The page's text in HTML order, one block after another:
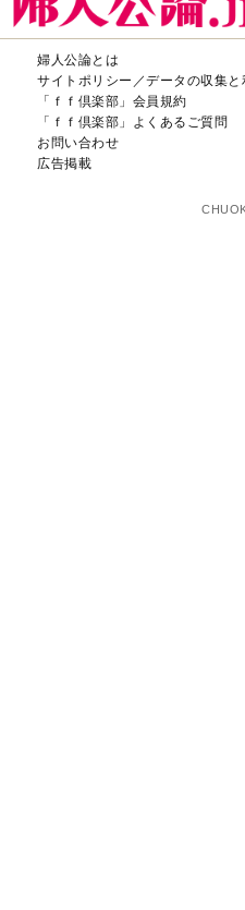
婦人公論とは
サイトポリシー／データの収集と
「ｆｆ倶楽部」会員規約
「ｆｆ倶楽部」よくあるご質問
お問い合わせ
広告掲載